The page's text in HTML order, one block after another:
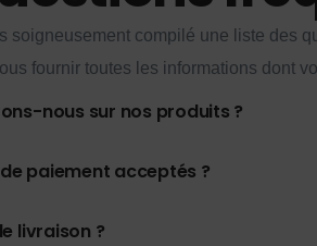
soigneusement compilé une liste des
fournir toutes les informations dont
nous sur nos produits ?
paiement acceptés ?
livraison ?